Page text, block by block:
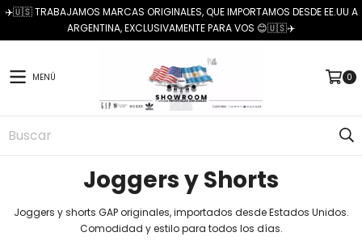
✈️🇺🇸 TRABAJAMOS MARCAS ORIGINALES, QUE IMPORTAMOS DESDE EE.UU A
ARGENTINA, EXCLUSIVAMENTE PARA VOS 😊🇺🇸✈️
MENÚ 0
Joggers y Shorts
Joggers y shorts GAP originales, importados desde Estados Unidos.
Comodidad y estilo para todos los días.